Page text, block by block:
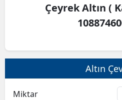
Çeyrek Altın (
Altın
Miktar